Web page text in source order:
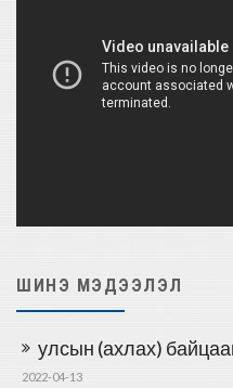
ШИНЭ МЭДЭЭЛЭЛ
улсын (ахлах)
2022-04-13